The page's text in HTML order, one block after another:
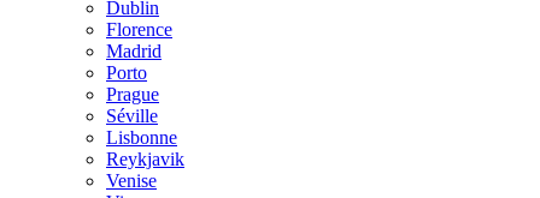
Dublin
Florence
Madrid
Porto
Prague
Séville
Lisbonne
Reykjavik
Venise